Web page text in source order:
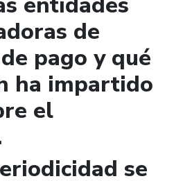
de
pago y qué
ha impartido
el
se